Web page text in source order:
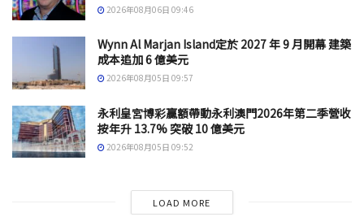
2026年08月06日 09:46
Wynn Al Marjan Island定於 2027 年 9 月開幕 建築
成本追加 6 億美元
2026年08月05日 09:57
永利皇宮博彩贏額帶動永利澳門2026年第二季營收
按年升 13.7% 突破 10 億美元
2026年08月05日 09:52
LOAD MORE